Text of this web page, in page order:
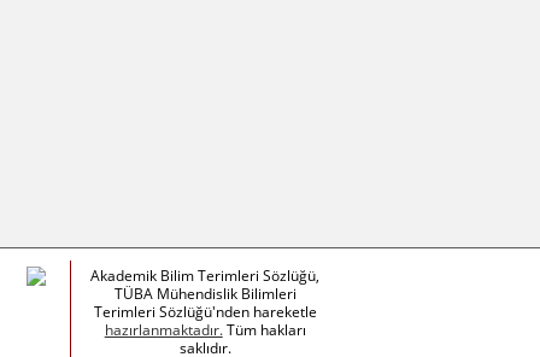
Akademik Bilim Terimleri Sözlüğü,
TÜBA Mühendislik Bilimleri
Terimleri Sözlüğü'nden hareketle
hazırlanmaktadır.Tüm hakları
saklıdır.